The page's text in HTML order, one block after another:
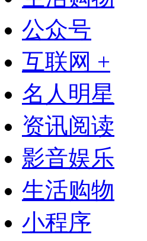
公众号
互联网 +
名人明星
资讯阅读
影音娱乐
生活购物
小程序